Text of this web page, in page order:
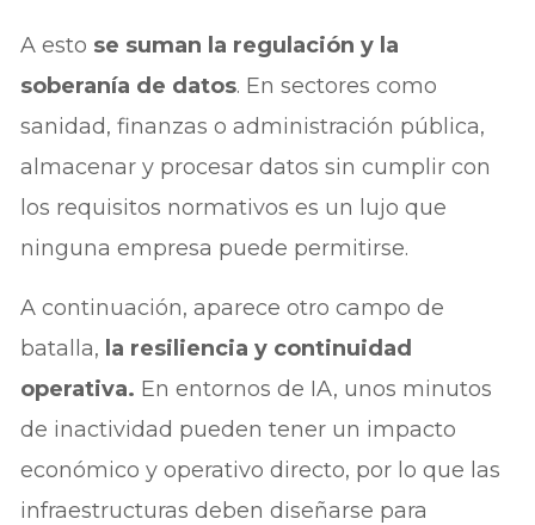
A esto se suman la regulación y la
soberanía de datos. En sectores como
sanidad, finanzas o administración pública,
almacenar y procesar datos sin cumplir con
los requisitos normativos es un lujo que
ninguna empresa puede permitirse.
A continuación, aparece otro campo de
batalla, la resiliencia y continuidad
operativa. En entornos de IA, unos minutos
de inactividad pueden tener un impacto
económico y operativo directo, por lo que las
infraestructuras deben diseñarse para